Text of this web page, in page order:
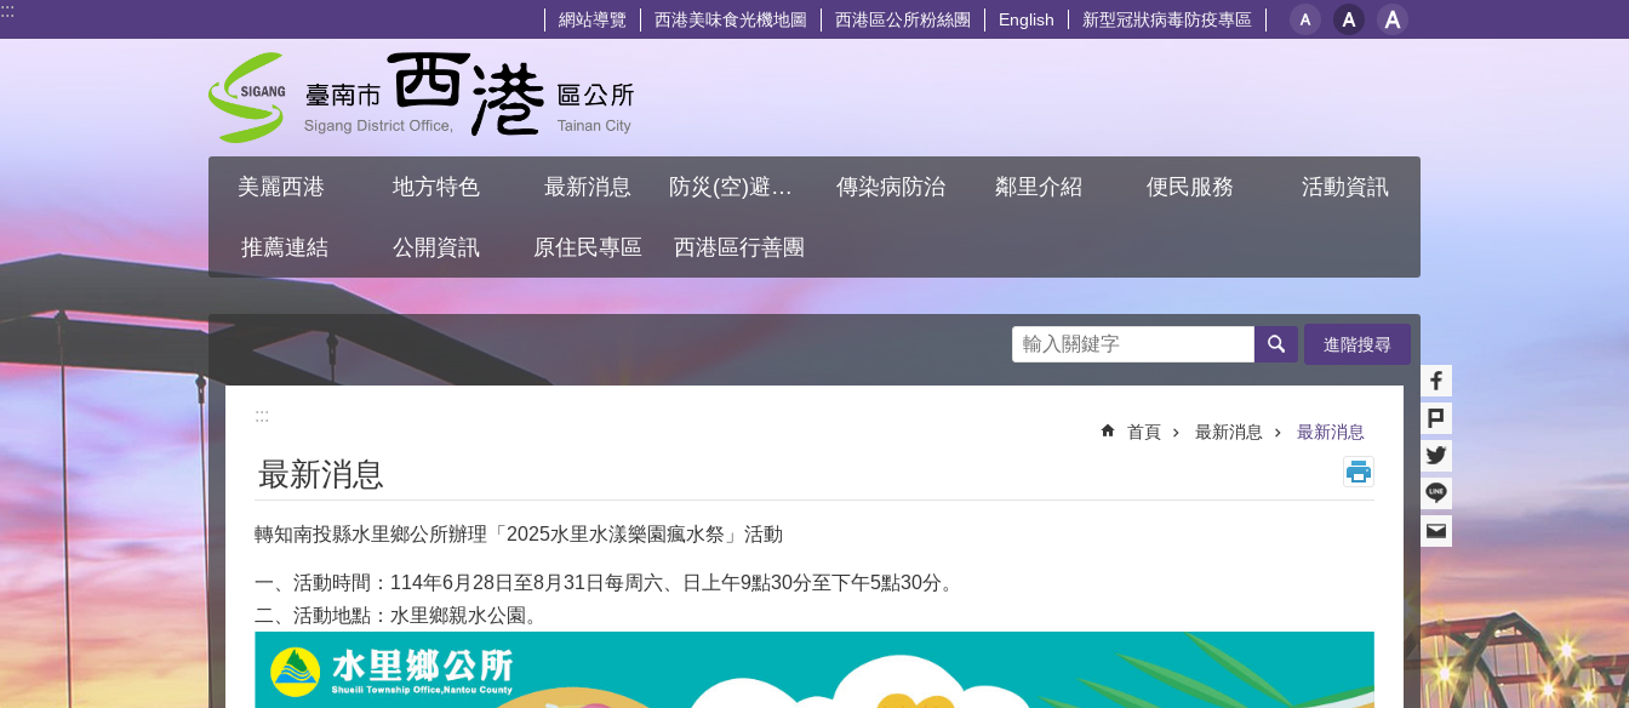
跳到主要內容區塊
::: 網站導覽 西港美味食光機地圖 西港區公所粉絲團 English 新型冠狀病毒防疫專區
美麗西港 地方特色 最新消息 防災(空)避難專區 傳染病防治 鄰里介紹 便民服務 活動資訊
推薦連結 公開資訊 原住民專區 西港區行善團
搜尋 進階搜尋
:::
首頁 最新消息 最新消息
最新消息
轉知南投縣水里鄉公所辦理「2025水里水漾樂園瘋水祭」活動
一、活動時間：114年6月28日至8月31日每周六、日上午9點30分至下午5點30分。
二、活動地點：水里鄉親水公園。